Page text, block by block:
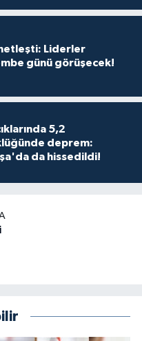
Liderler
günü görüşecek!
5,2
deprem:
da hissedildi!